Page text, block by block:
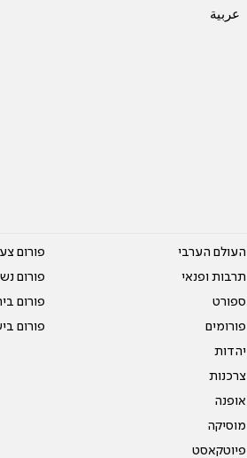
عربية
העולם הערבי
תרבות ופנאי
ספורט
פורומים
יהדות
צרכנות
אופנה
מוסיקה
פיוטקאסט
פורום
פורום
פורום
פורום